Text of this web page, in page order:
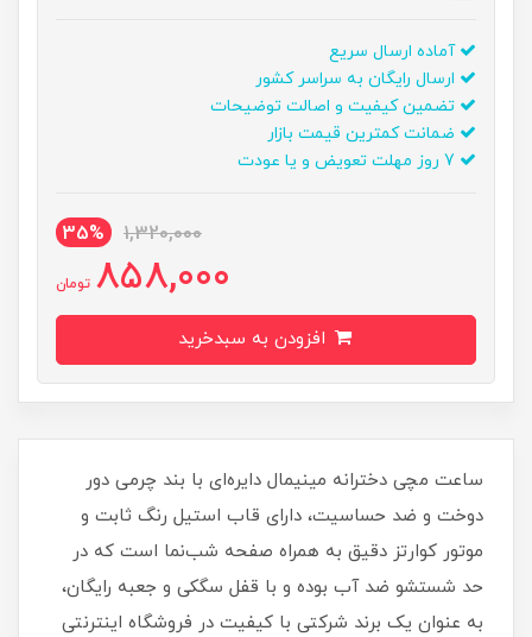
آماده ارسال سریع
ارسال رایگان به سراسر کشور
تضمین کیفیت و اصالت توضیحات
ضمانت کمترین قیمت بازار
1,320,000
35%
858,000 تومان
ساعت مچی دخترانه مینیمال دایره‌ای با بند چرمی دور
دوخت و ضد حساسیت، دارای قاب استیل رنگ ثابت و
موتور کوارتز دقیق به همراه صفحه شب‌نما است که در
حد شستشو ضد آب بوده و با قفل سگکی و جعبه رایگان،
به عنوان یک برند شرکتی با کیفیت در فروشگاه اینترنتی